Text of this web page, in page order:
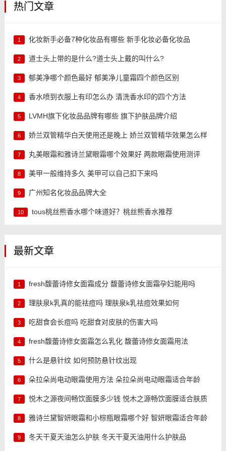
热门文章
1 化妆新手必备7种化妆品有哪些 新手化妆必备化妆品
2 道士头上带的是什么?道士头上戴的叫什么?
3 郁美净哪个颜色最好 郁美净儿童霜四个颜色区别
4 香水喷到衣服上有印怎么办 清洗香水印的四个方法
5 LVMH旗下化妆品品牌有哪些 旗下护肤品牌介绍
6 娇兰双管精华白天使用还是晚上 娇兰双管精华效果怎么样
7 丸美眼霜和雅诗兰黛眼霜哪个效果好 两款眼霜使用测评
8 美甲一般维持多久 美甲可以自己扣下来吗
9 广州知名化妆品品牌大全
10 tous桃丝熊香水哪个味道好？桃丝熊香水推荐
最新文章
1 fresh馥蕾诗修女面霜成分 馥蕾诗修女面霜孕妇能用吗
2 理肤泉k乳真的能祛痘吗 理肤泉k乳祛痘效果如何
3 吃甜食会长痘吗 吃甜食对皮肤的伤害大吗
4 fresh馥蕾诗修女面霜怎么乳化 馥蕾诗修女面霜用法
5 什么是悬针纹 如何预防悬针纹出现
6 朵拉朵尚电动眼霜使用方法 朵拉朵尚电动眼霜适合年龄
7 悦木之源夜间畅饮面膜多少钱 悦木之源畅饮面膜适合肤质
8 雅诗兰黛智妍眼霜和小棕瓶眼霜哪个好 智妍眼霜适合年龄
9 冬天干夏天油怎么护肤 冬天干夏天油用什么护肤品